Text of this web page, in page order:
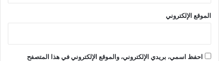
الموقع الإلكتروني
احفظ اسمي، بريدي الإلكتروني، والموقع الإلكتروني في هذا المتصفح